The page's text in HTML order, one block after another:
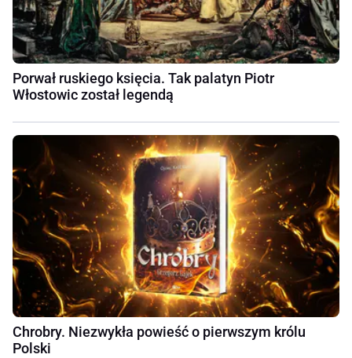
Porwał ruskiego księcia. Tak palatyn Piotr
Włostowic został legendą
Chrobry. Niezwykła powieść o pierwszym królu
Polski